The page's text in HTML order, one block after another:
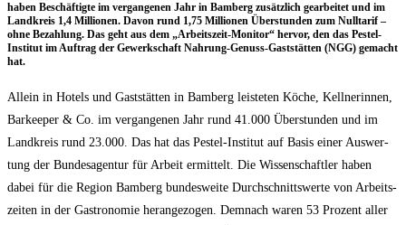
haben Beschäf­tig­te im ver­gan­ge­nen Jahr in Bam­berg zusätz­lich gear­bei­tet und im
Land­kreis 1,4 Mil­lio­nen. Davon rund 1,75 Mil­lio­nen Über­stun­den zum Null­ta­rif –
ohne Bezah­lung. Das geht aus dem „Arbeits­zeit-Moni­tor“ her­vor, den das Pest­el-
Insti­tut im Auf­trag der Gewerk­schaft Nah­rung-Genuss-Gast­stät­ten (NGG) gemacht
hat.
Allein in Hotels und Gast­stät­ten in Bam­berg leis­te­ten Köche, Kell­ne­rin­nen,
Bar­kee­per & Co. im ver­gan­ge­nen Jahr rund 41.000 Über­stun­den und im
Land­kreis rund 23.000. Das hat das Pest­el-Insti­tut auf Basis einer Aus­wer­
tung der Bun­des­agen­tur für Arbeit ermit­telt. Die Wis­sen­schaft­ler haben
dabei für die Regi­on Bam­berg bun­des­wei­te Durch­schnitts­wer­te von Arbeits­
zei­ten in der Gas­tro­no­mie her­an­ge­zo­gen. Dem­nach waren 53 Pro­zent aller